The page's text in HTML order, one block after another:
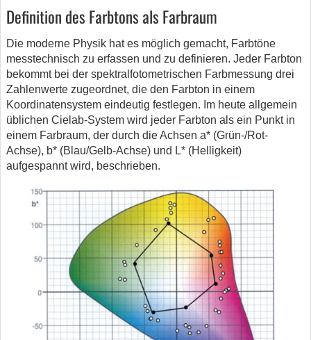
Definition des Farbtons als Farbraum
Die moderne Physik hat es möglich gemacht, Farbtöne
messtechnisch zu erfassen und zu definieren. Jeder Farbton
bekommt bei der spektralfotometrischen Farbmessung drei
Zahlenwerte zugeordnet, die den Farbton in einem
Koordinatensystem eindeutig festlegen. Im heute allgemein
üblichen Cielab-System wird jeder Farbton als ein Punkt in
einem Farbraum, der durch die Achsen a* (Grün-/Rot-
Achse), b* (Blau/Gelb-Achse) und L* (Helligkeit)
aufgespannt wird, beschrieben.